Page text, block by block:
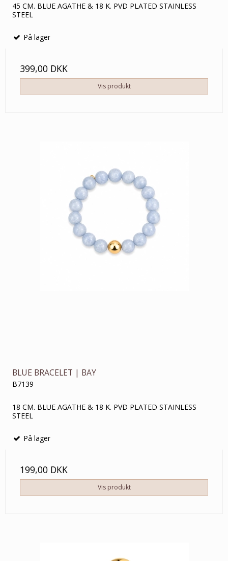
45 CM. BLUE AGATHE & 18 K. PVD PLATED STAINLESS
STEEL
På lager
399,00 DKK
Vis produkt
BLUE BRACELET | BAY
B7139
18 CM. BLUE AGATHE & 18 K. PVD PLATED STAINLESS
STEEL
På lager
199,00 DKK
Vis produkt